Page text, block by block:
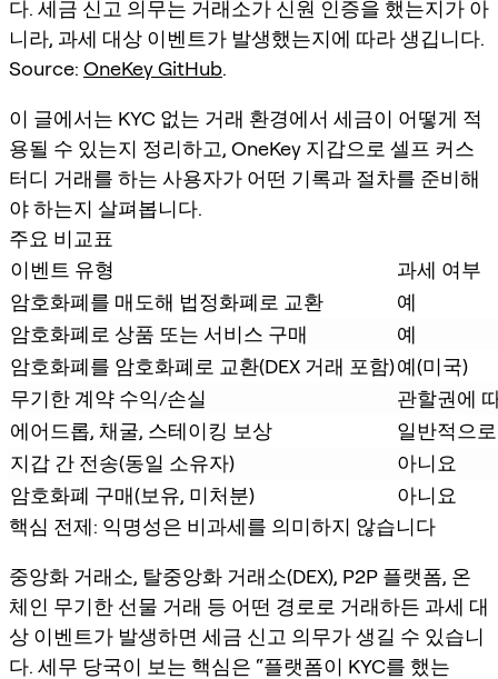
다. 세금 신고 의무는 거래소가 신원 인증을 했는지가 아
니라, 과세 대상 이벤트가 발생했는지에 따라 생깁니다.
Source: OneKey GitHub.
이 글에서는 KYC 없는 거래 환경에서 세금이 어떻게 적
용될 수 있는지 정리하고, OneKey 지갑으로 셀프 커스
터디 거래를 하는 사용자가 어떤 기록과 절차를 준비해
야 하는지 살펴봅니다.
주요 비교표
이벤트 유형
과세 여부
암호화폐를 매도해 법정화폐로 교환
예
암호화폐로 상품 또는 서비스 구매
예
암호화폐를 암호화폐로 교환(DEX 거래 포함)예(미국)
무기한 계약 수익/손실
관할권에
에어드롭, 채굴, 스테이킹 보상
일반적으
지갑 간 전송(동일 소유자)
아니요
암호화폐 구매(보유, 미처분)
아니요
핵심 전제: 익명성은 비과세를 의미하지 않습니다
중앙화 거래소, 탈중앙화 거래소(DEX), P2P 플랫폼, 온
체인 무기한 선물 거래 등 어떤 경로로 거래하든 과세 대
상 이벤트가 발생하면 세금 신고 의무가 생길 수 있습니
다. 세무 당국이 보는 핵심은 “플랫폼이 KYC를 했는